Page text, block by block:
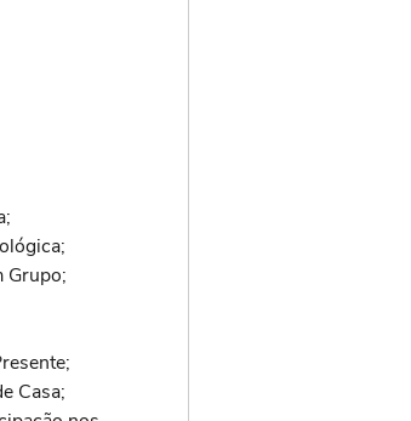
Grupo;
Casa;